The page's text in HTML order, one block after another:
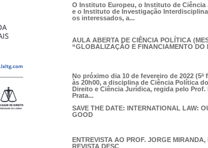
O Instituto Europeu, o Instituto de
e o Instituto de Investigação
os interessados, a...
AULA ABERTA DE CIÊNCIA POLÍTICA
“GLOBALIZAÇÃO E FINANCIAMENTO DO
No próximo dia 10 de fevereiro de 2022 (5ª
às 20h00, a disciplina de Ciência Política
Direito e Ciência Jurídica, regida pelo
Prata...
SAVE THE DATE: INTERNATIONAL LAW:
GOOD
ENTREVISTA AO PROF. JORGE
REVISTA DESC